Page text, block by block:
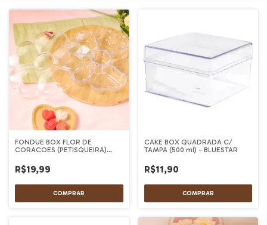
FONDUE BOX FLOR DE
CORACOES (PETISQUEIRA)
R$19,99
CAKE BOX QUADRADA C/
TAMPA (500 ml) - BLUESTAR
R$11,90